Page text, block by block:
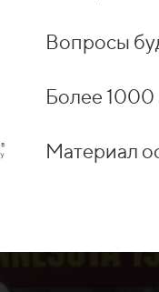
Вопросы
Более
Материал